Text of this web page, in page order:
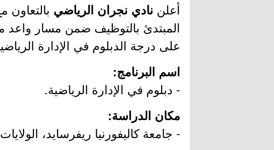
أعلن نادي نجران الرياضي بالتعاون
المبتدئ بالتوظيف ضمن مسار واعد
على درجة الدبلوم في الإدارة
اسم البرنامج:
- دبلوم في الإدارة الرياضية.
مكان الدراسة:
- جامعة كاليفورنيا ريفرسايد،